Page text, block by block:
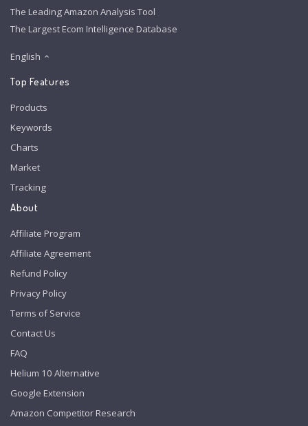
The Leading Amazon Analysis Tool
The Largest Ecom Intelligence Database
English
Top Features
Products
Keywords
Charts
Market
Tracking
About
Affiliate Program
Affiliate Agreement
Refund Policy
Privacy Policy
Terms of Service
Contact Us
FAQ
Helium 10 Alternative
Google Extension
Amazon Competitor Research